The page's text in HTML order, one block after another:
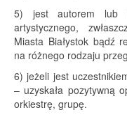
5) jest autorem lub
artystycznego,
Miasta Białystok bądź
na różnego rodzaju
6) jeżeli jest
– uzyskała pozytywną
orkiestrę, grupę.